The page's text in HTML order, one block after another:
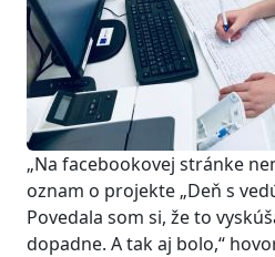
„Na facebookovej stránke
oznam o projekte „Deň s
Povedala som si, že to
dopadne. A tak aj bolo,“